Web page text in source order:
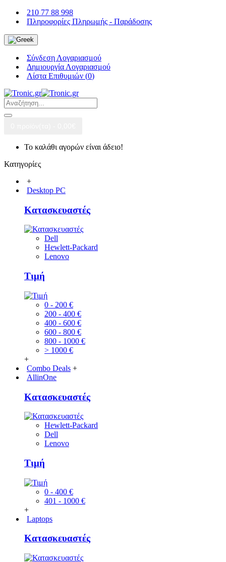
210 77 88 998
Πληροφορίες Πληρωμής - Παράδοσης
Σύνδεση Λογαριασμού
Δημιουργία Λογαριασμού
Λίστα Επιθυμιών (0)
Το καλάθι αγορών είναι άδειο!
Κατηγορίες
+
Desktop PC
Κατασκευαστές
Dell
Hewlett-Packard
Lenovo
Τιμή
0 - 200 €
200 - 400 €
400 - 600 €
600 - 800 €
800 - 1000 €
> 1000 €
+
Combo Deals +
AllinOne
Κατασκευαστές
Hewlett-Packard
Dell
Lenovo
Τιμή
0 - 400 €
401 - 1000 €
+
Laptops
Κατασκευαστές